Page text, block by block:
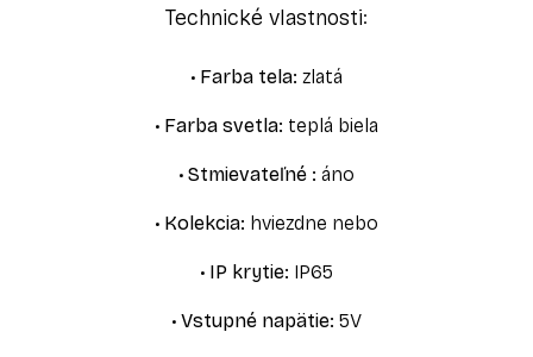
Technické vlastnosti:
• Farba tela: zlatá
• Farba svetla: teplá biela
• Stmievateľné : áno
• Kolekcia: hviezdne nebo
• IP krytie: IP65
• Vstupné napätie: 5V